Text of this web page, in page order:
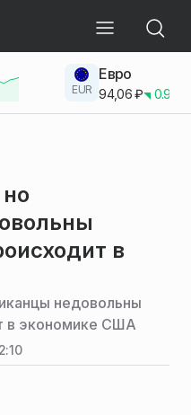
EUR
Евро
94,06₽ 0.93
в
недовольны
в экономике США